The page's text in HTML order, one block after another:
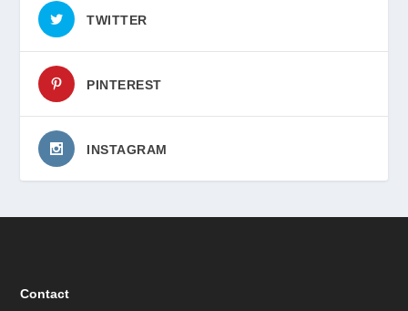
TWITTER
PINTEREST
INSTAGRAM
Contact